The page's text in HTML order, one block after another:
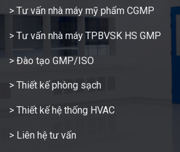
> Tư vấn nhà máy mỹ phẩm CGMP
> Tư vấn nhà máy TPBVSK HS GMP
> Đào tạo GMP/ISO
> Thiết kế phòng sạch
> Thiết kế hệ thống HVAC
> Liên hệ tư vấn